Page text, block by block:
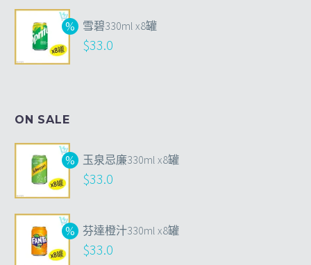
雪碧330ml x8罐
$33.0
ON SALE
玉泉忌廉330ml x8罐
$33.0
芬達橙汁330ml x8罐
$33.0